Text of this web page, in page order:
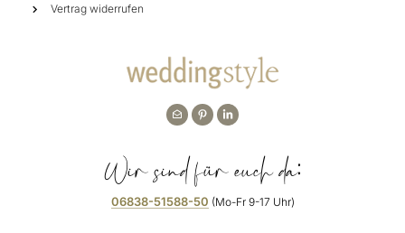
Vertrag widerrufen
Wir sind für euch da:
06838-51588-50 (Mo-Fr 9-17 Uhr)